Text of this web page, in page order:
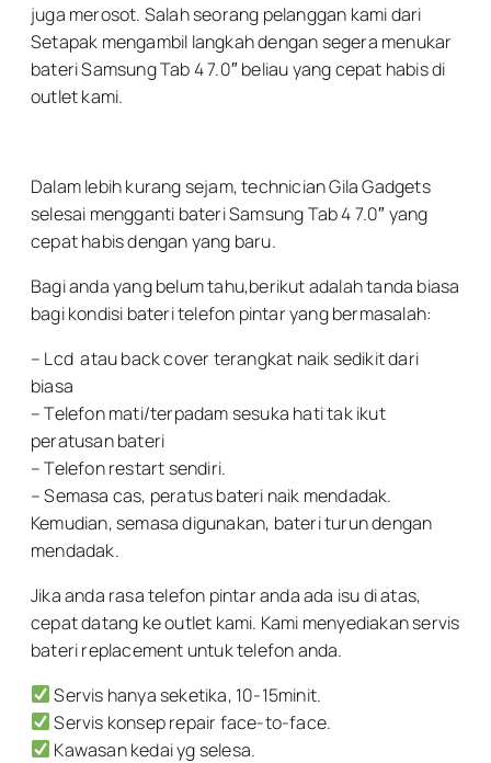
juga merosot. Salah seorang pelanggan kami dari
Setapak mengambil langkah dengan segera menukar
bateri Samsung Tab 4 7.0″ beliau yang cepat habis di
outlet kami.
Dalam lebih kurang sejam, technician Gila Gadgets
selesai mengganti bateri Samsung Tab 4 7.0″ yang
cepat habis dengan yang baru.
Bagi anda yang belum tahu,berikut adalah tanda biasa
bagi kondisi bateri telefon pintar yang bermasalah:
– Lcd atau back cover terangkat naik sedikit dari
biasa
– Telefon mati/terpadam sesuka hati tak ikut
peratusan bateri
– Telefon restart sendiri.
– Semasa cas, peratus bateri naik mendadak.
Kemudian, semasa digunakan, bateri turun dengan
mendadak.
Jika anda rasa telefon pintar anda ada isu di atas,
cepat datang ke outlet kami. Kami menyediakan servis
bateri replacement untuk telefon anda.
Servis hanya seketika, 10-15minit.
Servis konsep repair face-to-face.
Kawasan kedai yg selesa.